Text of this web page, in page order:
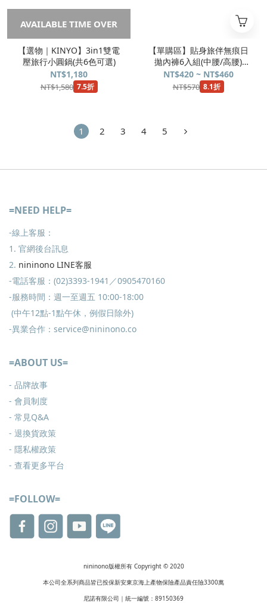
AVAILABLE TIME OVER
【選物｜KINYO】3in1雙電
壓旅行小圓鍋(共6色可選)
NT$1,180
NT$1,580 7.5折
【單購區】貼身旅伴無痕日
拋內褲6入組(中腰/高腰)
(nininono X SiBra)
NT$420 ~ NT$460
NT$570 8.1折
1 2 3 4 5
=NEED HELP=
-線上客服：
1. 官網後台訊息
2. nininono LINE客服
-電話客服：(02)3393-1941／0905470160
-服務時間：週一至週五 10:00-18:00
(中午12點-1點午休，例假日除外)
-異業合作：service@nininono.co
=ABOUT US=
- 品牌故事
- 會員制度
- 常見Q&A
- 退換貨政策
- 隱私權政策
- 查看更多平台
=FOLLOW=
nininono版權所有 Copyright © 2020
本公司全系列商品皆已投保新安東京海上產物保險產品責任險3300萬
尼諾有限公司｜統一編號：89150369